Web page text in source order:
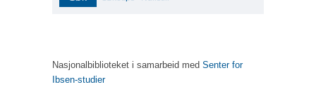
Nasjonalbiblioteket i samarbeid med Senter for
Ibsen-studier